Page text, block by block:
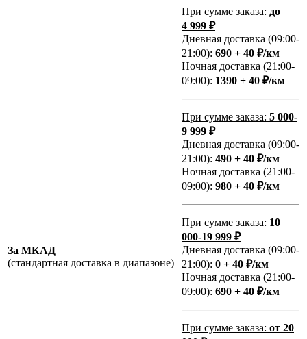
За МКАД
(стандартная доставка в диапазоне)
При сумме заказа: до
4 999 ₽
Дневная доставка (09:00-
21:00): 690 + 40 ₽/км
Ночная доставка (21:00-
09:00): 1390 + 40 ₽/км
При сумме заказа: 5 000-
9 999 ₽
Дневная доставка (09:00-
21:00): 490 + 40 ₽/км
Ночная доставка (21:00-
09:00): 980 + 40 ₽/км
При сумме заказа: 10
000-19 999 ₽
Дневная доставка (09:00-
21:00): 0 + 40 ₽/км
Ночная доставка (21:00-
09:00): 690 + 40 ₽/км
При сумме заказа: от 20